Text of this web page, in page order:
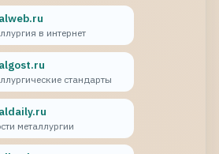
в интернет
стандарты
металлургии